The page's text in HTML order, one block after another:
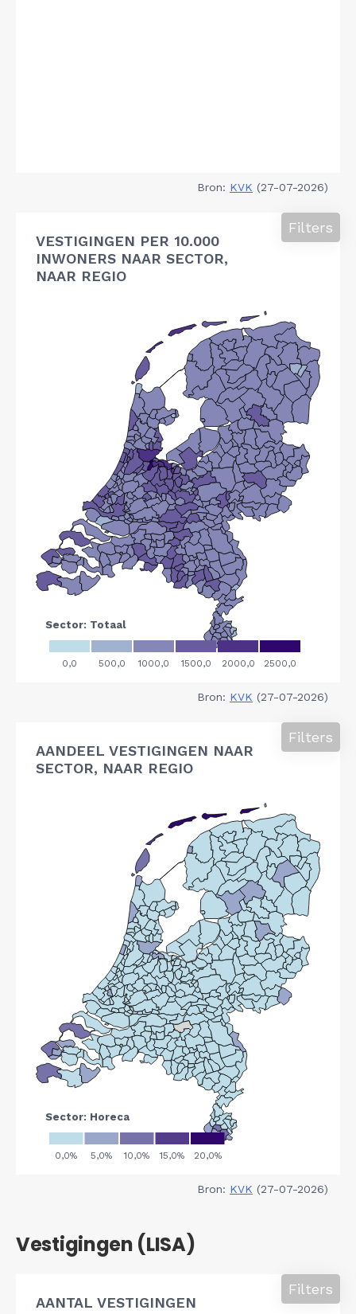
Bron: KVK (27-07-2026)
VESTIGINGEN PER 10.000
INWONERS NAAR SECTOR,
NAAR REGIO
Filters
Bron: KVK (27-07-2026)
AANDEEL VESTIGINGEN NAAR
SECTOR, NAAR REGIO
Filters
Bron: KVK (27-07-2026)
Vestigingen (LISA)
AANTAL VESTIGINGEN
Filters